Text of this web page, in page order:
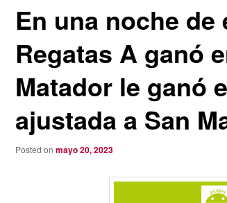
En una noche de
Regatas A ganó
Matador le ganó
ajustada a San
Posted on mayo 20, 2023